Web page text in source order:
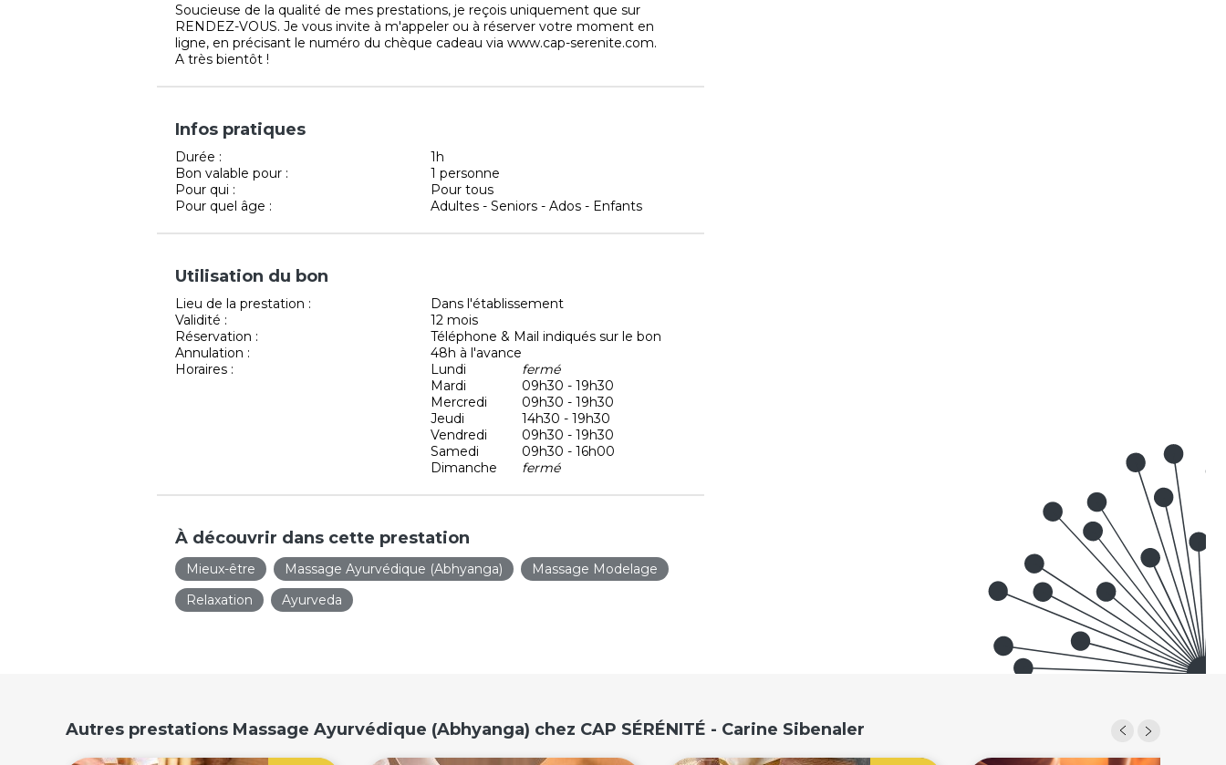
Soucieuse de la qualité de mes prestations, je reçois uniquement que sur
RENDEZ-VOUS. Je vous invite à m'appeler ou à réserver votre moment en
ligne, en précisant le numéro du chèque cadeau via www.cap-serenite.com.
A très bientôt !
Infos pratiques
Durée :
1h
Bon valable pour :
1 personne
Pour qui :
Pour tous
Pour quel âge :
Adultes - Seniors - Ados - Enfants
Utilisation du bon
Lieu de la prestation :
Dans l'établissement
Validité :
12 mois
Réservation :
Téléphone & Mail indiqués sur le bon
Annulation :
48h à l'avance
Horaires :
Lundi
fermé
Mardi
09h30 - 19h30
Mercredi
09h30 - 19h30
Jeudi
14h30 - 19h30
Vendredi
09h30 - 19h30
Samedi
09h30 - 16h00
Dimanche
fermé
À découvrir dans cette prestation
Mieux-être Massage Ayurvédique (Abhyanga)
Massage Modelage
Relaxation
Ayurveda
Autres prestations Massage Ayurvédique (Abhyanga) chez CAP SÉRÉNITÉ - Carine Sibenaler